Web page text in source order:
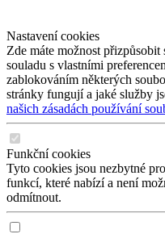
Nastavení cookies
Zde máte možnost
souladu s vlastními
zablokováním některých
stránky fungují a jaké služby
našich zásadách používání
Funkční cookies
Tyto cookies jsou nezbytné
funkcí, které nabízí a není
odmítnout.